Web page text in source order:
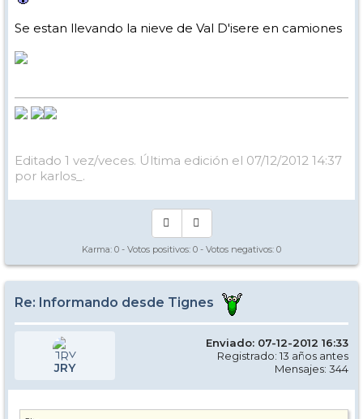
Se estan llevando la nieve de Val D'isere en camiones
Editado 1 vez/veces. Última edición el 07/12/2012 14:37
por karlos_.
Karma: 0 - Votos positivos: 0 - Votos negativos: 0
Re: Informando desde Tignes
JRY
Enviado: 07-12-2012 16:33
Registrado: 13 años antes
Mensajes: 344